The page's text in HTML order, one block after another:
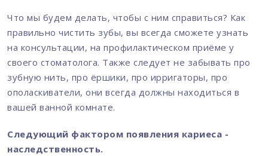
Что мы будем делать, чтобы с ним справиться? Как
правильно чистить зубы, вы всегда сможете узнать
на консультации, на профилактическом приёме у
своего стоматолога. Также следует не забывать про
зубную нить, про ёршики, про ирригаторы, про
ополаскиватели, они всегда должны находиться в
вашей ванной комнате.
Следующий фактором появления кариеса -
наследственность.